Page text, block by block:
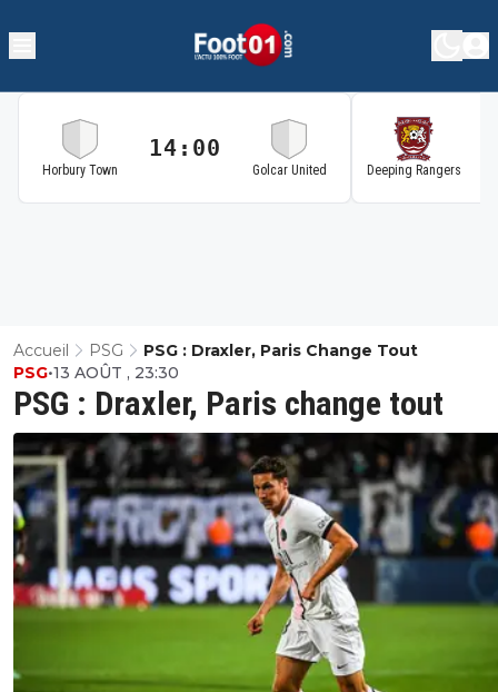
Horbury Town
14:00
Golcar United Deeping Rangers
Accueil PSG PSG : Draxler, Paris Change Tout
PSG : Draxler, Paris change tout
PSG•13 AOÛT , 23:30